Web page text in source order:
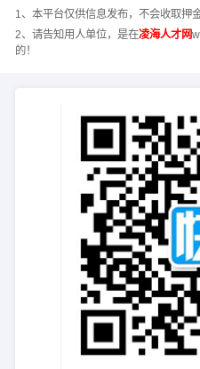
1、本平台仅供信息发布，不会收取押
2、请告知用人单位，是在凌海人才网
的！